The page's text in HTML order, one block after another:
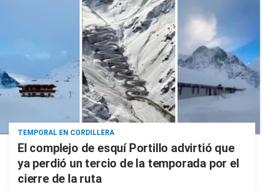
TEMPORAL EN CORDILLERA
El complejo de esquí Portillo advirtió que
ya perdió un tercio de la temporada por el
cierre de la ruta